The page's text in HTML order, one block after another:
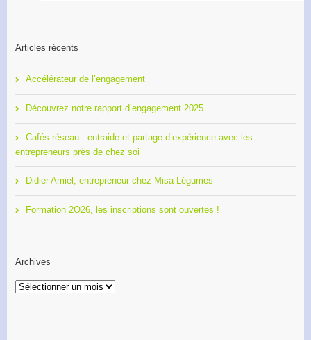
Articles récents
Accélérateur de l’engagement
Découvrez notre rapport d’engagement 2025
Cafés réseau : entraide et partage d’expérience avec les
entrepreneurs près de chez soi
Didier Amiel, entrepreneur chez Misa Légumes
Formation 2O26, les inscriptions sont ouvertes !
Archives
Archives